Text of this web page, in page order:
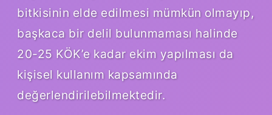
bitkisinin elde edilmesi mümkün olmayıp,
başkaca bir delil bulunmaması halinde
20-25 KÖK’e kadar ekim yapılması da
kişisel kullanım kapsamında
değerlendirilebilmektedir.